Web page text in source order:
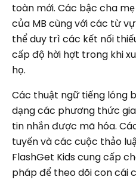
toàn mới. Các bậc cha
của MB cùng với các từ
thể duy trì các kết nối
cấp độ hời hợt trong khi
họ.
Các thuật ngữ tiếng lóng
dạng các phương thức
tin nhắn được mã hóa.
tuyến và các cuộc thảo
FlashGet Kids cung cấp
pháp để theo dõi con cái